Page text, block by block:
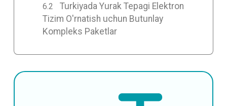
Turkiyada Yurak Tepagi Elektron
Tizim O'rnatish uchun Butunlay
Kompleks Paketlar